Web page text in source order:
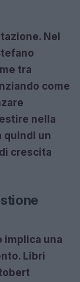
Nel
tra
come
nella
quindi un
crescita
implica una
Libri